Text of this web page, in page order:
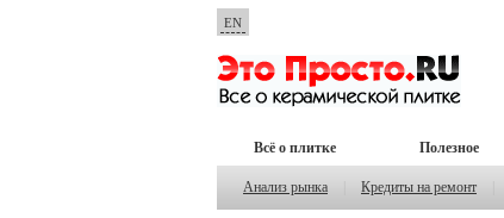
EN
Всё о плитке Полезное
Анализ рынка Кредиты на ремонт